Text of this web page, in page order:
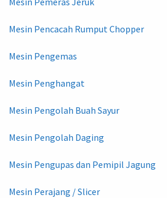
Mesin Pencacah Rumput Chopper
Mesin Pengemas
Mesin Penghangat
Mesin Pengolah Buah Sayur
Mesin Pengolah Daging
Mesin Pengupas dan Pemipil Jagung
Mesin Perajang / Slicer